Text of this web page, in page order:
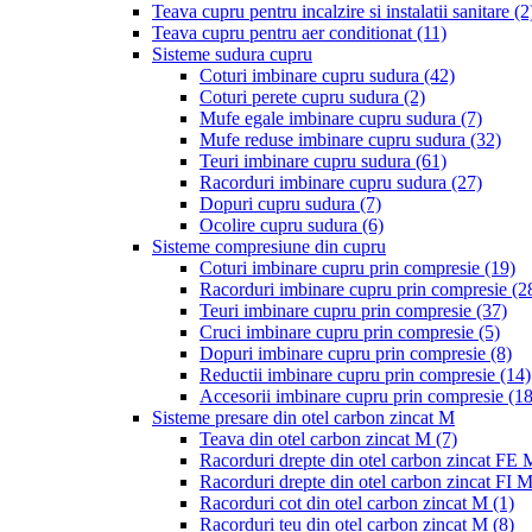
Teava cupru pentru incalzire si instalatii sanitare
Teava cupru pentru aer conditionat (11)
Sisteme sudura cupru
Coturi imbinare cupru sudura (42)
Coturi perete cupru sudura (2)
Mufe egale imbinare cupru sudura (7)
Mufe reduse imbinare cupru sudura (32)
Teuri imbinare cupru sudura (61)
Racorduri imbinare cupru sudura (27)
Dopuri cupru sudura (7)
Ocolire cupru sudura (6)
Sisteme compresiune din cupru
Coturi imbinare cupru prin compresie (19)
Racorduri imbinare cupru prin compresie
Teuri imbinare cupru prin compresie (37)
Cruci imbinare cupru prin compresie (5)
Dopuri imbinare cupru prin compresie (8)
Reductii imbinare cupru prin compresie (14)
Accesorii imbinare cupru prin compresie
Sisteme presare din otel carbon zincat M
Teava din otel carbon zincat M (7)
Racorduri drepte din otel carbon zincat FE
Racorduri drepte din otel carbon zincat FI M
Racorduri cot din otel carbon zincat M (1)
Racorduri teu din otel carbon zincat M (8)